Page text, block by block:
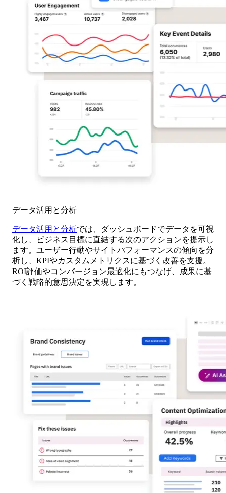
データ活用と分析
データ活用と分析では、ダッシュボードでデータを可視
化し、ビジネス目標に直結する次のアクションを提示し
ます。ユーザー行動やサイトパフォーマンスの傾向を分
析し、KPIやカスタムメトリクスに基づく改善を支援。
ROI評価やコンバージョン最適化にもつなげ、成果に基
づく戦略的意思決定を実現します。